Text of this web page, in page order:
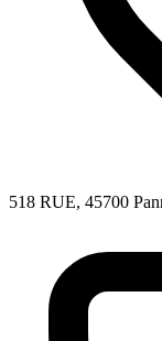
518 RUE, 45700